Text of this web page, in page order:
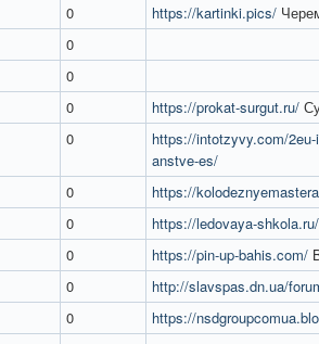
0 https://kartinki.pics/
0
0
0 https://prokat-surgut.ru/
0
https://intotzyvy.com/
anstve-es/
0
https://
0
https://ledovaya-shkola.ru/
0 https://pin-up-bahis.com/
0
http://slavspas.dn.ua/
0
https://